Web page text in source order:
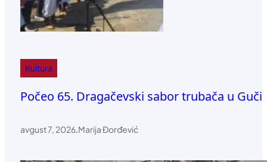
Kultura
Počeo 65. Dragačevski sabor trubača u Guči
avgust 7, 2026.Marija Đorđević